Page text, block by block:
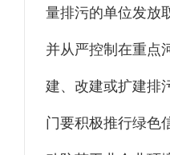
量排污的单位发放
并从严控制在重点
建、改建或扩建排
门要积极推行绿色